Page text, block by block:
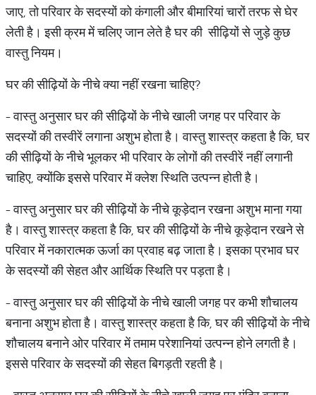
जाए, तो परिवार के सदस्यों को कंगाली और बीमारियां चारों तरफ से घेर
लेती है। इसी क्रम में चलिए जान लेते है घर की सीढ़ियों से जुड़े कुछ
वास्तु नियम।
घर की सीढ़ियों के नीचे क्या नहीं रखना चाहिए?
- वास्तु अनुसार घर की सीढ़ियों के नीचे खाली जगह पर परिवार के
सदस्यों की तस्वीरें लगाना अशुभ होता है। वास्तु शास्त्र कहता है कि, घर
की सीढ़ियों के नीचे भूलकर भी परिवार के लोगों की तस्वीरें नहीं लगानी
चाहिए, क्योंकि इससे परिवार में क्लेश स्थिति उत्पन्न होती है।
- वास्तु अनुसार घर की सीढ़ियों के नीचे कूड़ेदान रखना अशुभ माना गया
है। वास्तु शास्त्र कहता है कि, घर की सीढ़ियों के नीचे कूड़ेदान रखने से
परिवार में नकारात्मक ऊर्जा का प्रवाह बढ़ जाता है। इसका प्रभाव घर
के सदस्यों की सेहत और आर्थिक स्थिति पर पड़ता है।
- वास्तु अनुसार घर की सीढ़ियों के नीचे खाली जगह पर कभी शौचालय
बनाना अशुभ होता है। वास्तु शास्त्र कहता है कि, घर की सीढ़ियों के नीचे
शौचालय बनाने ओर परिवार में तमाम परेशानियां उत्पन्न होने लगती है।
इससे परिवार के सदस्यों की सेहत बिगड़ती रहती है।